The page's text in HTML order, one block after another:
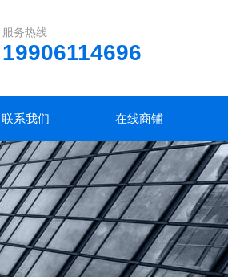
服务热线
19906114696
联系我们 在线商铺